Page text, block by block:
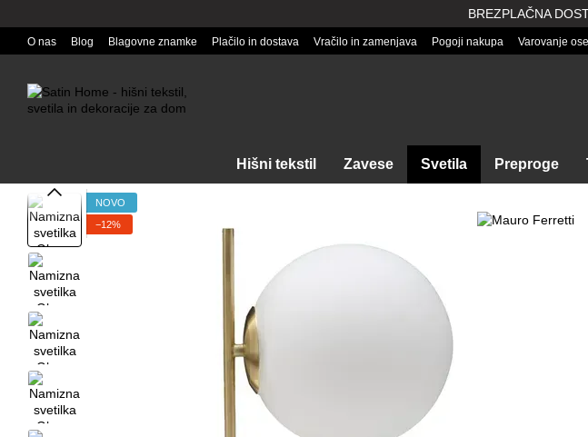
BREZPLAČNA
O nas Blog Blagovne znamke Plačilo in dostava Vračilo in zamenjava Pogoji nakupa Varovanje
Hišni tekstil Zavese Svetila Preproge
NOVO
−12%